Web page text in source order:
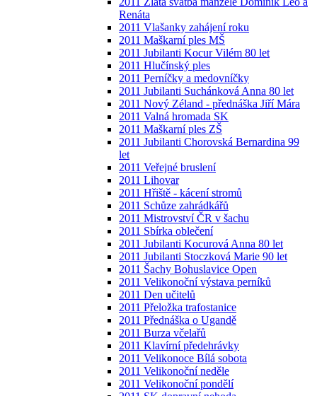
Renáta
2011 Vlašanky zahájení roku
2011 Maškarní ples MŠ
2011 Jubilanti Kocur Vilém 80 let
2011 Hlučínský ples
2011 Perníčky a medovníčky
2011 Jubilanti Suchánková Anna 80 let
2011 Nový Zéland - přednáška Jiří Mára
2011 Valná hromada SK
2011 Maškarní ples ZŠ
2011 Jubilanti Chorovská Bernardina 99
let
2011 Veřejné bruslení
2011 Lihovar
2011 Hřiště - kácení stromů
2011 Schůze zahrádkářů
2011 Mistrovství ČR v šachu
2011 Sbírka oblečení
2011 Jubilanti Kocurová Anna 80 let
2011 Jubilanti Stoczková Marie 90 let
2011 Šachy Bohuslavice Open
2011 Velikonoční výstava perníků
2011 Den učitelů
2011 Přeložka trafostanice
2011 Přednáška o Ugandě
2011 Burza včelařů
2011 Klavírní předehrávky
2011 Velikonoce Bílá sobota
2011 Velikonoční neděle
2011 Velikonoční pondělí